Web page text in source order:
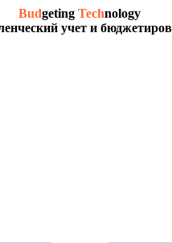
Budgeting Technology
учет и